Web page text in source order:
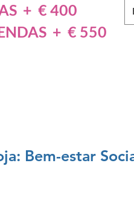
+ € 400
+ € 550
Bem-estar